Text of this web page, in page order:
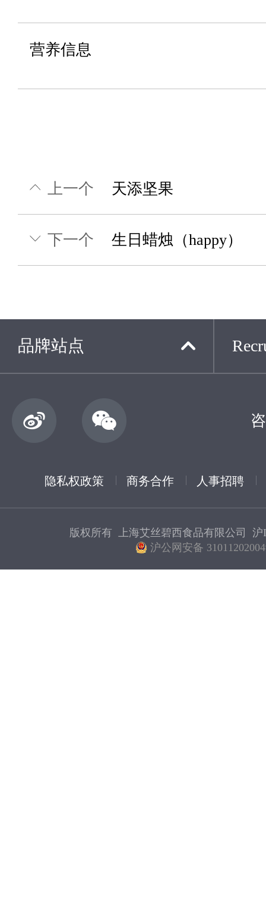
营养信息
上一个 天添坚果
下一个 生日蜡烛（happy）
品牌站点
隐私权政策 商务合作 人事招聘
版权所有 上海艾丝碧西食品有限公司 沪
沪公网安备